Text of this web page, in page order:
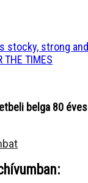
belga 80 éves